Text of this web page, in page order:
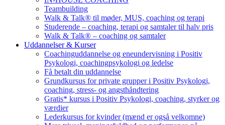
Teambuilding
Walk & Talk® til møder, MUS, coaching og terapi
Studerende – coaching, terapi og samtaler til halv pris
Walk & Talk® – coaching og samtaler
Uddannelser & Kurser
Coachinguddannelse og eneundervisning i Positiv
Psykologi, coachingpsykologi og ledelse
Få betalt din uddannelse
Grundkursus for private grupper i Positiv Psykologi,
coaching, stress- og angsthåndtering
Gratis* kursus i Positiv Psykologi, coaching, styrker og
værdier
Lederkursus for kvinder (mænd er også velkomne)